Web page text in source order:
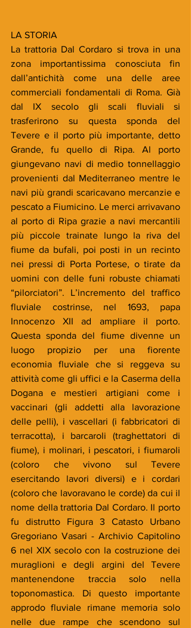
LA STORIA
La trattoria Dal Cordaro si trova in una
zona importantissima conosciuta fin
dall’antichità come una delle aree
commerciali fondamentali di Roma. Già
dal IX secolo gli scali fluviali si
trasferirono su questa sponda del
Tevere e il porto più importante, detto
Grande, fu quello di Ripa. Al porto
giungevano navi di medio tonnellaggio
provenienti dal Mediterraneo mentre le
navi più grandi scaricavano mercanzie e
pescato a Fiumicino. Le merci arrivavano
al porto di Ripa grazie a navi mercantili
più piccole trainate lungo la riva del
fiume da bufali, poi posti in un recinto
nei pressi di Porta Portese, o tirate da
uomini con delle funi robuste chiamati
“pilorciatori”. L’incremento del traffico
fluviale costrinse, nel 1693, papa
Innocenzo XII ad ampliare il porto.
Questa sponda del fiume divenne un
luogo propizio per una fiorente
economia fluviale che si reggeva su
attività come gli uffici e la Caserma della
Dogana e mestieri artigiani come i
vaccinari (gli addetti alla lavorazione
delle pelli), i vascellari (i fabbricatori di
terracotta), i barcaroli (traghettatori di
fiume), i molinari, i pescatori, i fiumaroli
(coloro che vivono sul Tevere
esercitando lavori diversi) e i cordari
(coloro che lavoravano le corde) da cui il
nome della trattoria Dal Cordaro. Il porto
fu distrutto Figura 3 Catasto Urbano
Gregoriano Vasari - Archivio Capitolino
6 nel XIX secolo con la costruzione dei
muraglioni e degli argini del Tevere
mantenendone traccia solo nella
toponomastica. Di questo importante
approdo fluviale rimane memoria solo
nelle due rampe che scendono sul